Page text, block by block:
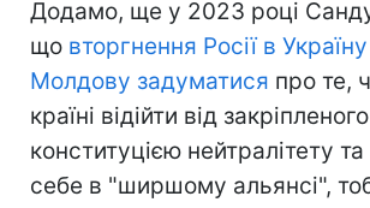
Додамо, ще у 2023 році
що вторгнення Росії в
Молдову задуматися про те,
країні відійти від закріпленого
конституцією нейтралітету
себе в "ширшому альянсі",